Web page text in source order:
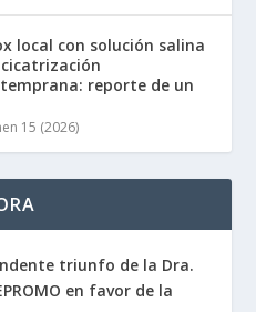
local con solución salina
reporte de un
15 (2026)
triunfo de la Dra.
en favor de la